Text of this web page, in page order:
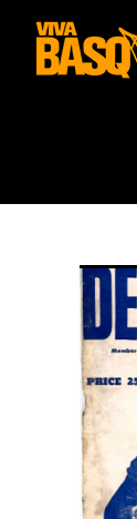
contenido